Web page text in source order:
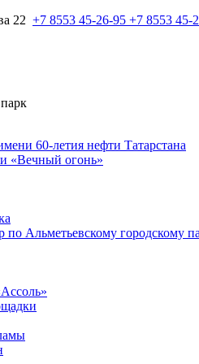
22 +7 8553 45-26-95 +7 8553 45-
60-летия нефти Татарстана
«Вечный огонь»
по Альметьевскому городскому